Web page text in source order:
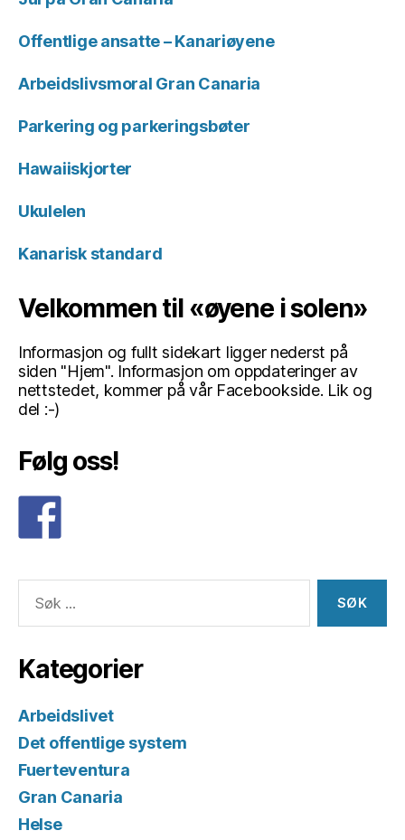
Offentlige ansatte – Kanariøyene
Arbeidslivsmoral Gran Canaria
Parkering og parkeringsbøter
Hawaiiskjorter
Ukulelen
Kanarisk standard
Velkommen til «øyene i solen»
Informasjon og fullt sidekart ligger nederst på
siden "Hjem". Informasjon om oppdateringer av
nettstedet, kommer på vår Facebookside. Lik og
del :-)
Følg oss!
etter:
Kategorier
Arbeidslivet
Det offentlige system
Fuerteventura
Gran Canaria
Helse